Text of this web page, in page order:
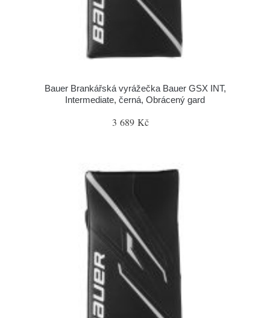
Bauer Brankářská vyrážečka Bauer GSX INT,
Intermediate, černá, Obrácený gard
3 689 Kč